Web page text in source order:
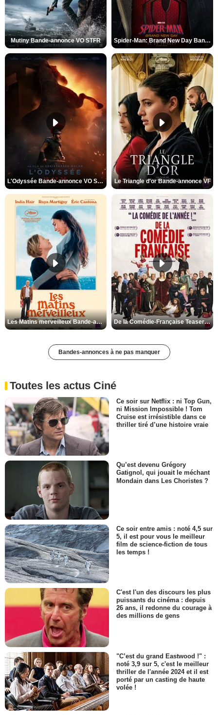
Mutiny Bande-annonce VO STFR Spider-Man: Brand New Day Bande-annonce VO STFR
L'Odyssée Bande-annonce VO STFR Le Triangle d'or Bande-annonce VF
Les Matins merveilleux Bande-annonce VF De la Comédie-Française Teaser VF
Bandes-annonces à ne pas manquer
Toutes les actus Ciné
Ce soir sur Netflix : ni Top Gun,
ni Mission Impossible ! Tom
Cruise est irrésistible dans ce
thriller tiré d’une histoire vraie
Qu’est devenu Grégory
Gatignol, qui jouait le méchant
Mondain dans Les Choristes ?
Ce soir entre amis : noté 4,5 sur
5, il est pour vous le meilleur
film de science-fiction de tous
les temps !
C'est l'un des discours les plus
puissants du cinéma : depuis
26 ans, il redonne du courage à
des millions de gens
"C’est du grand Eastwood !" :
noté 3,9 sur 5, c'est le meilleur
thriller de l'année 2024 et il est
porté par un casting de haute
volée !